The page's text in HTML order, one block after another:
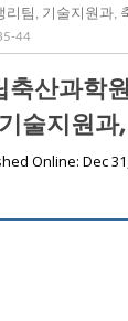
리팀, 기술지원과,
-44
축산과학
술지원
Online: Dec